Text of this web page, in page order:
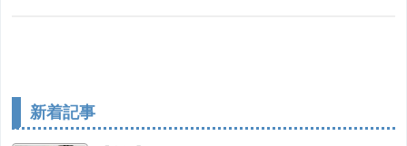
新着記事